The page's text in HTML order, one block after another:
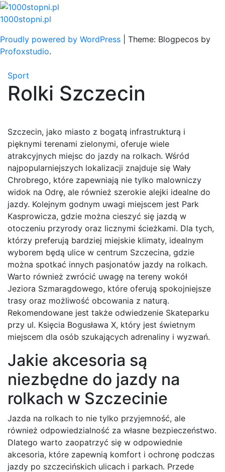
Skip
to
1000stopni.pl
Proudly powered by WordPress
Theme: Blogpecos by
Profoxstudio.
Sport
Rolki Szczecin
Szczecin, jako miasto z bogatą infrastrukturą i
pięknymi terenami zielonymi, oferuje wiele
atrakcyjnych miejsc do jazdy na rolkach. Wśród
najpopularniejszych lokalizacji znajduje się Wały
Chrobrego, które zapewniają nie tylko malowniczy
widok na Odrę, ale również szerokie alejki idealne do
jazdy. Kolejnym godnym uwagi miejscem jest Park
Kasprowicza, gdzie można cieszyć się jazdą w
otoczeniu przyrody oraz licznymi ścieżkami. Dla tych,
którzy preferują bardziej miejskie klimaty, idealnym
wyborem będą ulice w centrum Szczecina, gdzie
można spotkać innych pasjonatów jazdy na rolkach.
Warto również zwrócić uwagę na tereny wokół
Jeziora Szmaragdowego, które oferują spokojniejsze
trasy oraz możliwość obcowania z naturą.
Rekomendowane jest także odwiedzenie Skateparku
przy ul. Księcia Bogusława X, który jest świetnym
miejscem dla osób szukających adrenaliny i wyzwań.
Jakie akcesoria są
niezbędne do jazdy na
rolkach w Szczecinie
Jazda na rolkach to nie tylko przyjemność, ale
również odpowiedzialność za własne bezpieczeństwo.
Dlatego warto zaopatrzyć się w odpowiednie
akcesoria, które zapewnią komfort i ochronę podczas
jazdy po szczecińskich ulicach i parkach. Przede